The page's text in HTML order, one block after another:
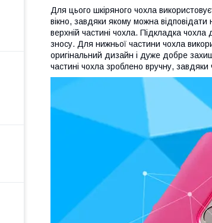
Для цього шкіряного чохла
вікно, завдяки якому можна відповідати
верхній частині чохла. Підкладка
зносу. Для нижньої частини чохла
оригінальний дизайн і дуже добре
частині чохла зроблено вручну,